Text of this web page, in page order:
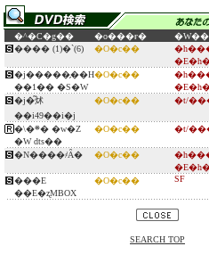
�^�C�g�� �o���ғ�
���� (1)�`(6)
�O�c��
�j�����̗��H
��1�� �S�W
�O�c��
�j�͂炢
��i49��i�j
�O�c�� �t/
�\�܍� �w�Z
�W dts��
�O�c�� �t/
�N����҂Ȃ� �O�c��
���E
��E�ʐMBOX
�O�c�� SF
SEARCH TOP